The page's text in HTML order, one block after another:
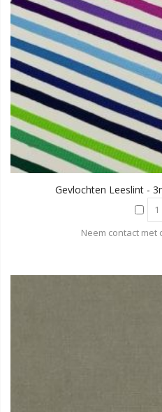
Gevlochten Leeslint -
Neem contact met